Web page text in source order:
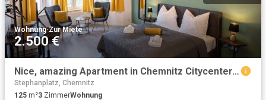
Wohnung·Zur Miete
2.500 €
Nice, amazing Apartment in Chemnitz Citycenter, Chemnitz Amsterdam Apartments for Rent
Stephanplatz, Chemnitz
125 m²3 ZimmerWohnung